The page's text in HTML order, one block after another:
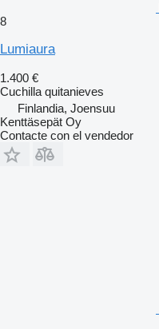
8
Lumiaura
1.400 €
Cuchilla quitanieves
Finlandia, Joensuu
Kenttäsepät Oy
Contacte con el vendedor